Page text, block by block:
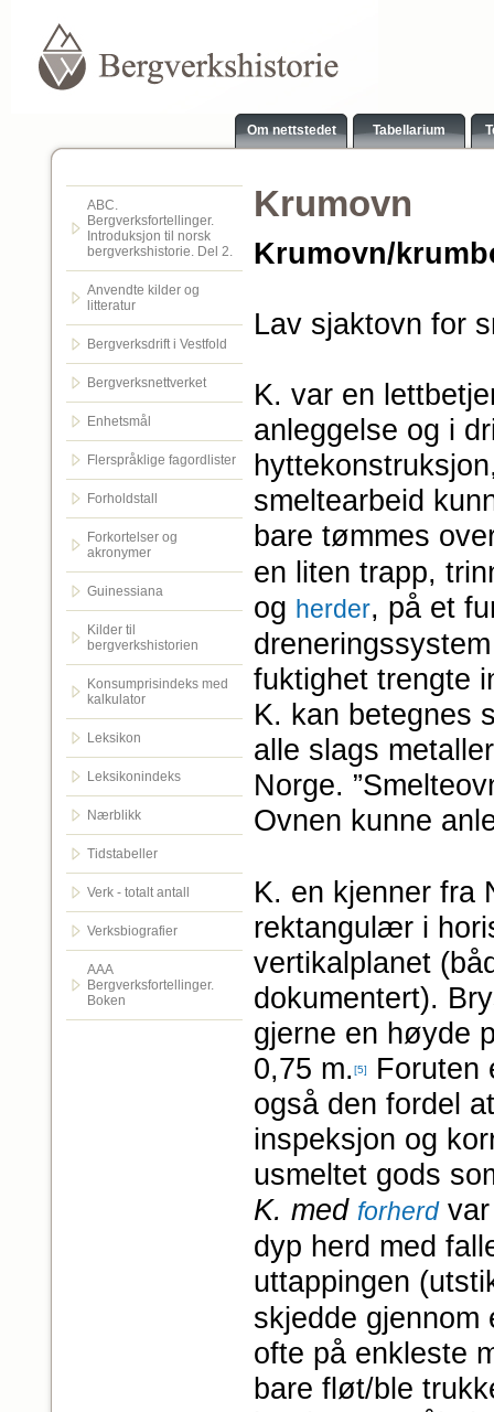
Om nettstedet Tabellarium
ABC.
Bergverksfortellinger.
Introduksjon til norsk
bergverkshistorie. Del 2.
Anvendte kilder og
litteratur
Bergverksdrift i Vestfold
Bergverksnettverket
Enhetsmål
Flerspråklige fagordlister
Forholdstall
Forkortelser og
akronymer
Guinessiana
Kilder til
bergverkshistorien
Konsumprisindeks med
kalkulator
Leksikon
Leksikonindeks
Nærblikk
Tidstabeller
Verk - totalt antall
Verksbiografier
AAA
Bergverksfortellinger.
Boken
Krumovn
Krumovn/
Lav sjaktovn for
K. var en
anleggelse og i
smeltearbeid
bare tømmes
en liten trapp,
og herder, på et
fuktighet trengte
K. kan betegnes
alle slags
Norge.
Ovnen kunne
K. en kjenner fra
rektangulær i
vertikalplanet
dokumentert).
gjerne en høyde
0,75 m. [5]
Foruten
også den fordel
inspeksjon og
usmeltet gods
K. med forherdvar
dyp herd med
uttappingen
skjedde gjennom
ofte på enkleste
bare fløt/ble